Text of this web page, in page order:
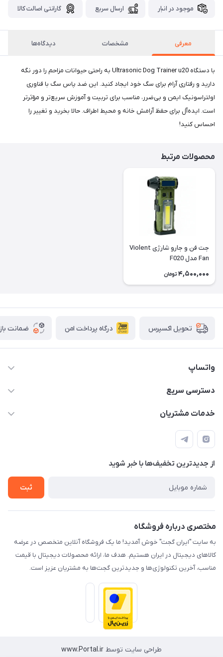
موجود در انبار ارسال سریع گارانتی اصالت کالا
معرفی مشخصات دیدگاه‌ها
با دستگاه Ultrasonic Dog Trainer u20 به راحتی حیوانات مزاحم را دور نگه
دارید و رفتاری آرام برای سگ خود ایجاد کنید. این ضد پاس سگ با فناوری
اولتراسونیک ایمن و بی‌ضرر، مناسب برای تربیت و آموزش سریع‌تر و مؤثرتر
است. ایده‌آل برای حفظ آرامش خانه و محیط اطراف. حالا بخرید و تغییر را
احساس کنید!
محصولات مرتبط
جت فن و جارو شارژی Violent
Fan مدل F020
4,500,000 تومان
تحویل اکسپرس درگاه پرداخت امن ضمانت
واتساپ
09933276933 واتس اپ و اینستاگرام - فقط
دسترسی سریع
حساب کاربری
لیست محصولات
درباره ما
خدمات مشتریان
قوانین و مقررات
حریم خصوصی
راهنما
از جدید‌ترین تخفیف‌ها با‌ خبر شوید
ثبت
مختصری درباره فروشگاه
به سایت "ایران گجت" خوش آمدید! ما یک فروشگاه آنلاین متخصص در عرضه
کالاهای دیجیتال در ایران هستیم. هدف ما، ارائه محصولات دیجیتال با قیمت
مناسب، آخرین تکنولوژی‌ها و جدیدترین گجت‌ها به مشتریان عزیز است.
طراحی سایت توسط www.Portal.ir